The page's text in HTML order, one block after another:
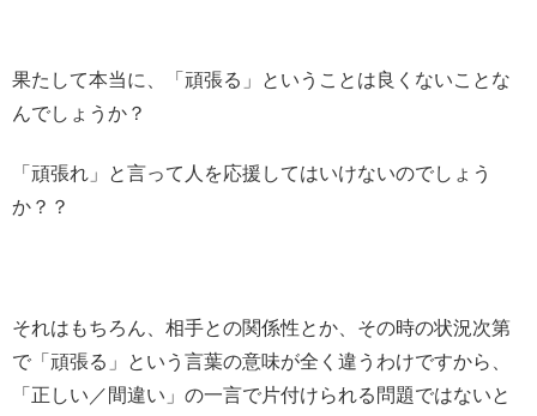
果たして本当に、「頑張る」ということは良くないことな
んでしょうか？
「頑張れ」と言って人を応援してはいけないのでしょう
か？？
それはもちろん、相手との関係性とか、その時の状況次第
で「頑張る」という言葉の意味が全く違うわけですから、
「正しい／間違い」の一言で片付けられる問題ではないと